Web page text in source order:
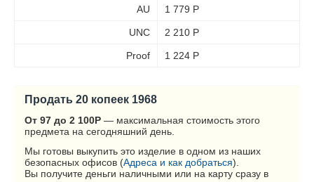
AU 1 779 Р
UNC 2 210 Р
Proof 1 224 Р
Продать 20 копеек 1968
От 97 до 2 100Р — максимальная стоимость этого
предмета на сегодняшний день.
Мы готовы выкупить это изделие в одном из наших
безопасных офисов (Адреса и как добраться).
Вы получите деньги наличными или на карту сразу в